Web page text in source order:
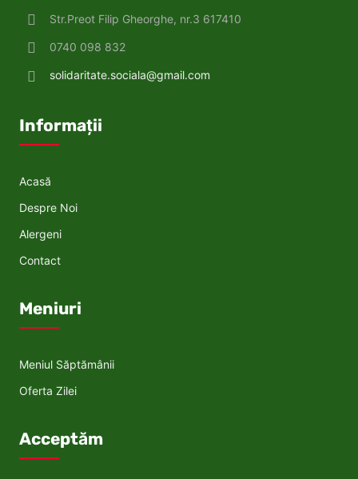
Str.Preot Filip Gheorghe, nr.3 617410
0740 098 832
solidaritate.sociala@gmail.com
Informații
Acasă
Despre Noi
Alergeni
Contact
Meniuri
Meniul Săptămânii
Oferta Zilei
Acceptăm